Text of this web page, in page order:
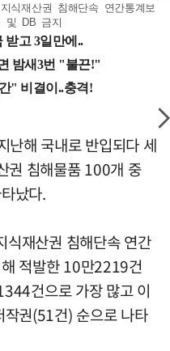
식재산권 침해단속 연간통계보
및 DB 금지
난해 국내로 반입되다 세
권 침해물품 100개 중
났다.
재산권 침해단속 연간
적발한 10만2219건
건으로 가장 많고 이
권(51건) 순으로 나타